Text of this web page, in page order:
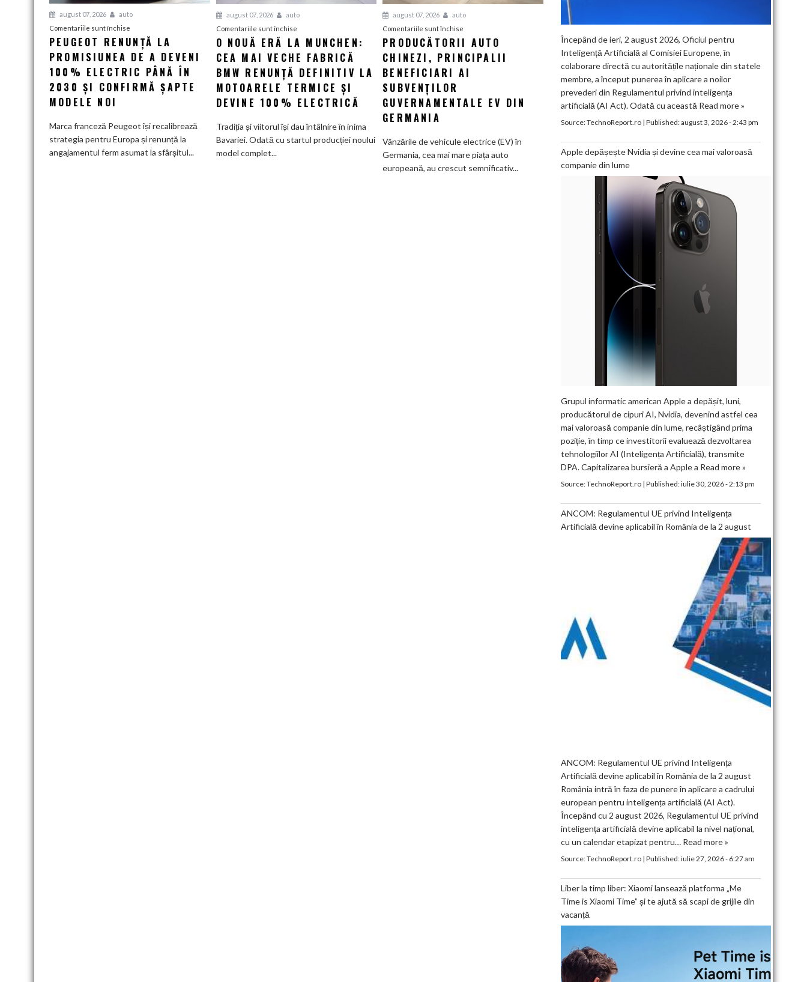
august 07, 2026
auto
Comentariile sunt închise
Peugeot
renunță
la
promisiunea
de
electric
PEUGEOT RENUNȚĂ LA
PROMISIUNEA DE A DEVENI
100% ELECTRIC PÂNĂ ÎN
2030 ȘI CONFIRMĂ ȘAPTE
MODELE NOI
Marca franceză Peugeot își recalibrează
strategia pentru Europa și renunță la
angajamentul ferm asumat la sfârșitul...
august 07, 2026
auto
Comentariile sunt închisepentru
O
nouă
eră
Munchen:
Cea
fabrică
O NOUĂ ERĂ LA MUNCHEN:
CEA MAI VECHE FABRICĂ
BMW RENUNȚĂ DEFINITIV LA
MOTOARELE TERMICE ȘI
DEVINE 100% ELECTRICĂ
Tradiția și viitorul își dau întâlnire în inima
Bavariei. Odată cu startul producției noului
model complet...
august 07, 2026
auto
Comentariile sunt închise
Producătorii
auto
chinezi,
ai
EV
din
Germania
PRODUCĂTORII AUTO
CHINEZI, PRINCIPALII
BENEFICIARI AI
SUBVENȚILOR
GUVERNAMENTALE EV DIN
GERMANIA
Vânzările de vehicule electrice (EV) în
Germania, cea mai mare piața auto
europeană, au crescut semnificativ...
Începând de ieri, 2 august 2026, Oficiul pentru
Inteligență Artificială al Comisiei Europene, în
colaborare directă cu autoritățile naționale din statele
membre, a început punerea în aplicare a noilor
prevederi din Regulamentul privind inteligența
artificială (AI Act). Odată cu această Read more »
Source:TechnoReport.ro| Published:august 3, 2026 - 2:43 pm
Apple depășește Nvidia și devine cea mai valoroasă
companie din lume
Grupul informatic american Apple a depășit, luni,
producătorul de cipuri AI, Nvidia, devenind astfel cea
mai valoroasă companie din lume, recâștigând prima
poziție, în timp ce investitorii evaluează dezvoltarea
tehnologiilor AI (Inteligența Artificială), transmite
DPA. Capitalizarea bursieră a Apple a Read more »
Source:TechnoReport.ro| Published:iulie 30, 2026 - 2:13 pm
ANCOM: Regulamentul UE privind Inteligența
Artificială devine aplicabil în România de la 2 august
ANCOM: Regulamentul UE privind Inteligența
Artificială devine aplicabil în România de la 2 august
România intră în faza de punere în aplicare a cadrului
european pentru inteligența artificială (AI Act).
Începând cu 2 august 2026, Regulamentul UE privind
inteligența artificială devine aplicabil la nivel național,
cu un calendar etapizat pentru… Read more »
Source:TechnoReport.ro| Published:iulie 27, 2026 - 6:27 am
Liber la timp liber: Xiaomi lansează platforma „Me
Time is Xiaomi Time” și te ajută să scapi de grijile din
vacanță